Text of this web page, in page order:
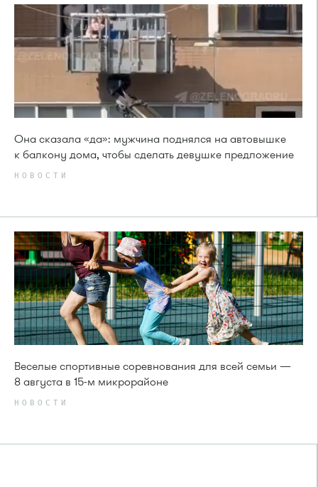
Она сказала «да»: мужчина поднялся на автовышке
к балкону дома, чтобы сделать девушке предложение
НОВОСТИ
Веселые спортивные соревнования для всей семьи —
8 августа в 15-м микрорайоне
НОВОСТИ